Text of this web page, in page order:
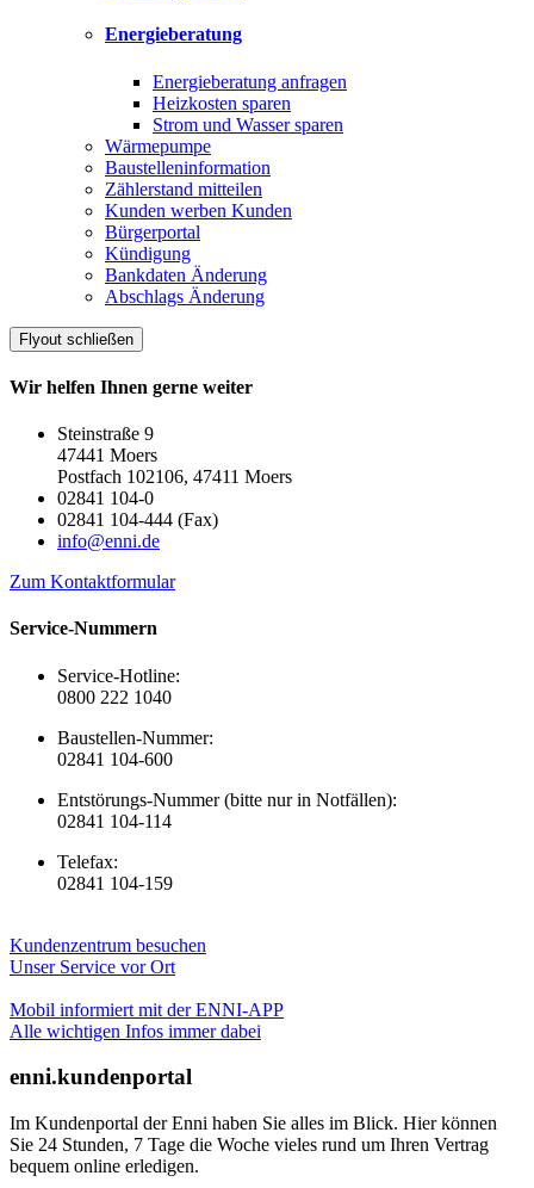
Energieberatung
Energieberatung anfragen
Heizkosten sparen
Strom und Wasser sparen
Wärmepumpe
Baustelleninformation
Zählerstand mitteilen
Kunden werben Kunden
Bürgerportal
Kündigung
Bankdaten Änderung
Abschlags Änderung
Flyout schließen
Wir helfen Ihnen gerne weiter
Steinstraße 9
47441 Moers
Postfach 102106, 47411 Moers
02841 104-0
02841 104-444 (Fax)
info@enni.de
Zum Kontaktformular
Service-Nummern
Service-Hotline:
0800 222 1040
Baustellen-Nummer:
02841 104-600
Entstörungs-Nummer (bitte nur in Notfällen):
02841 104-114
Telefax:
02841 104-159
Kundenzentrum besuchen
Unser Service vor Ort
Mobil informiert mit der ENNI-APP
Alle wichtigen Infos immer dabei
enni.kundenportal
Im Kundenportal der Enni haben Sie alles im Blick. Hier können
Sie 24 Stunden, 7 Tage die Woche vieles rund um Ihren Vertrag
bequem online erledigen.